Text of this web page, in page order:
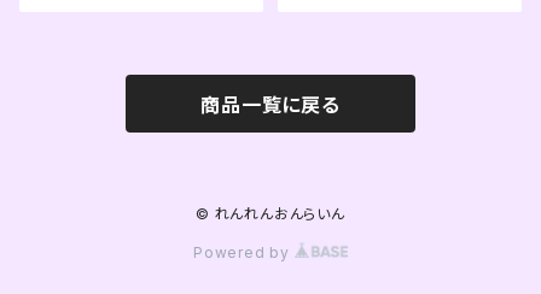
商品一覧に戻る
© れんれんおんらいん
Powered by